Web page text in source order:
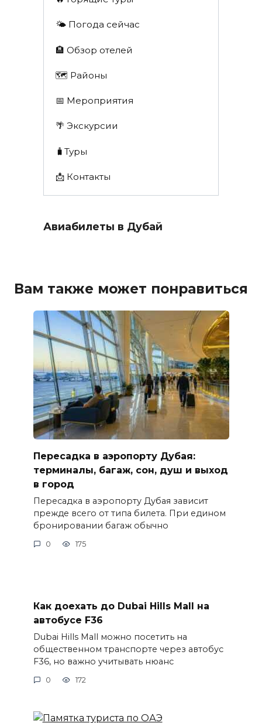
🌤️ Погода сейчас
🏨 Обзор отелей
🗺 Районы
📅 Мероприятия
🌴 Экскурсии
🧳Туры
📩 Контакты
Авиабилеты в Дубай
Вам также может понравиться
Пересадка в аэропорту Дубая:
терминалы, багаж, сон, душ и выход
в город
Пересадка в аэропорту Дубая зависит
прежде всего от типа билета. При едином
бронировании багаж обычно
0 175
Как доехать до Dubai Hills Mall на
автобусе F36
Dubai Hills Mall можно посетить на
общественном транспорте через автобус
F36, но важно учитывать нюанс
0 172